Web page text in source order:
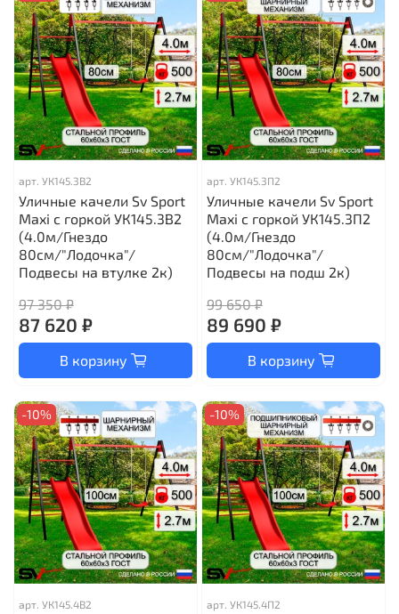
арт. УК145.3В2
Уличные качели Sv Sport
Maxi с горкой УК145.3В2
(4.0м/Гнездо
80см/"Лодочка"/
Подвесы на втулке 2к)
97 350 ₽
87 620 ₽
В корзину
арт. УК145.3П2
Уличные качели Sv Sport
Maxi с горкой УК145.3П2
(4.0м/Гнездо
80см/"Лодочка"/
Подвесы на подш 2к)
99 650 ₽
89 690 ₽
В корзину
-10%
арт. УК145.4В2
-10%
арт. УК145.4П2